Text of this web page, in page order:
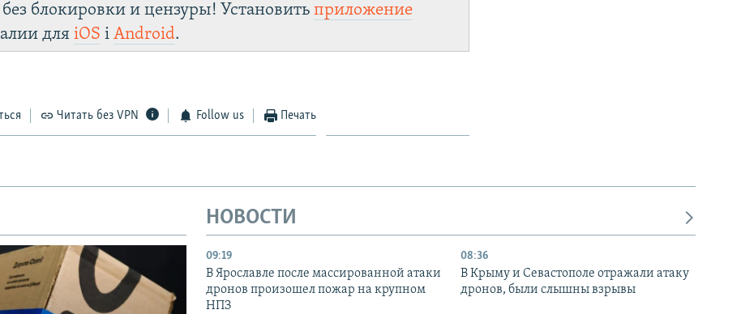
блокировки и цензуры! Установитьприложение
дляiOS іAndroid.
Читать без VPN Follow us Печать
НОВОСТИ
09:19
В Ярославле после массированной атаки
дронов произошел пожар на крупном
НПЗ
08:36
В Крыму и Севастополе отражали атаку
дронов, были слышны взрывы